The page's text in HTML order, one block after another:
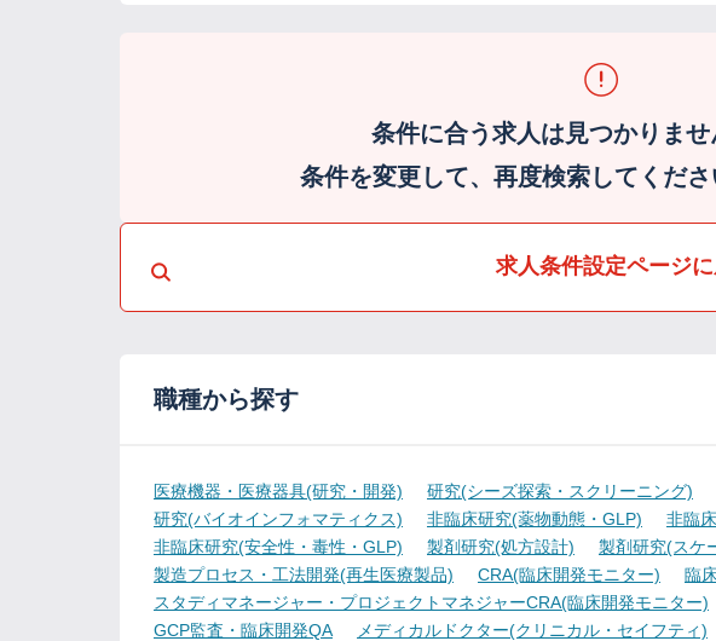
条件に合う求人は見つかりませ
条件を変更して、再度検索してくださ
求人条件設定ページ
職種から探す
医療機器・医療器具(研究・開発) 研究(シーズ探索・スクリーニング)
研究(バイオインフォマティクス)
非臨床研究(薬物動態・GLP)
非臨
非臨床研究(安全性・毒性・GLP)
製剤研究(処方設計)
製剤研究(スケ
製造プロセス・工法開発(再生医療製品)
CRA(臨床開発モニター)
臨
スタディマネージャー・プロジェクトマネジャーCRA(臨床開発モニター)
GCP監査・臨床開発QA
メディカルドクター(クリニカル・セイフティ)